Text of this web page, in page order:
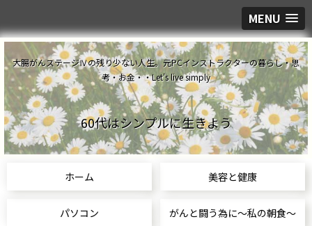
MENU
大腸がんステージⅣの残り少ない人生。元PCインストラクターの暮らし・思
考・お金・・Let's live simply
60代はシンプルに生きよう
ホーム 美容と健康
パソコン がんと闘う為に～私の朝食～